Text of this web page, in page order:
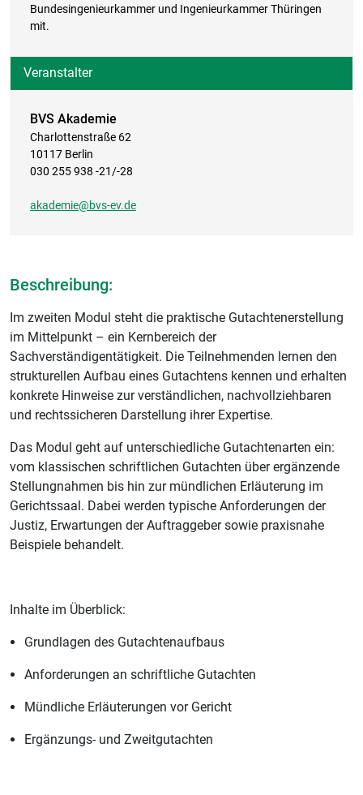
Bundesingenieurkammer und Ingenieurkammer Thüringen
mit.
Veranstalter
BVS Akademie
Charlottenstraße 62
10117 Berlin
030 255 938 -21/-28
akademie@bvs-ev.de
Beschreibung:
Im zweiten Modul steht die praktische Gutachtenerstellung
im Mittelpunkt – ein Kernbereich der
Sachverständigentätigkeit. Die Teilnehmenden lernen den
strukturellen Aufbau eines Gutachtens kennen und erhalten
konkrete Hinweise zur verständlichen, nachvollziehbaren
und rechtssicheren Darstellung ihrer Expertise.
Das Modul geht auf unterschiedliche Gutachtenarten ein:
vom klassischen schriftlichen Gutachten über ergänzende
Stellungnahmen bis hin zur mündlichen Erläuterung im
Gerichtssaal. Dabei werden typische Anforderungen der
Justiz, Erwartungen der Auftraggeber sowie praxisnahe
Beispiele behandelt.
Inhalte im Überblick:
Grundlagen des Gutachtenaufbaus
Anforderungen an schriftliche Gutachten
Mündliche Erläuterungen vor Gericht
Ergänzungs- und Zweitgutachten